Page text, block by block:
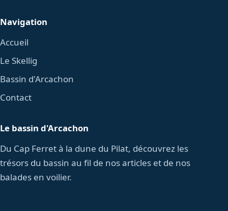
Navigation
Accueil
Le Skellig
Bassin d'Arcachon
Contact
Le bassin d'Arcachon
Du Cap Ferret à la dune du Pilat, découvrez les
trésors du bassin au fil de nos articles et de nos
balades en voilier.